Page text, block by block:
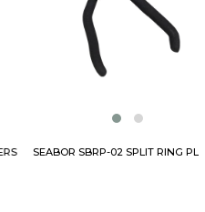
SEABOR SBRP-02 SPLIT RING PLIERS